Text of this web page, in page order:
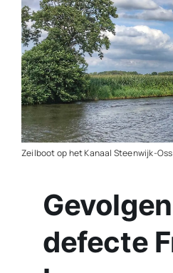
Kijk
Over ons
Werken bij Streekomroep ‘De
Contact
Zeilboot op het Kanaal Steenwijk-
defecte